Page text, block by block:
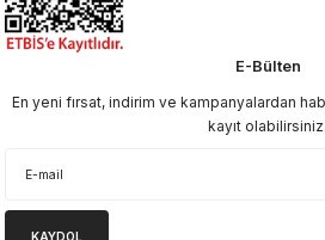
E-Bülten
En yeni fırsat, indirim ve kampanyalardan
kayıt olabilirsiniz.
KAYDOL